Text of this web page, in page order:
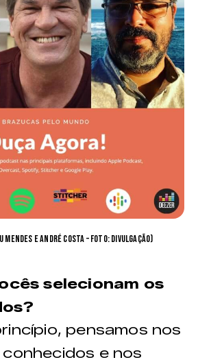
Mendes e André Costa – foto: divulgação)
selecionam os
pensamos nos
e nos